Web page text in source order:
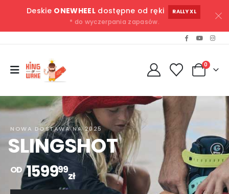
Deskie ONEWHEELdostępne od ręki RALLY XL
* do wyczerpania zapasów.
0
NOWA DOSTAWA NA 2025
SLINGSHOT
OD 159999
zł